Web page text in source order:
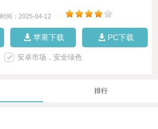
时间：2025-04-12
苹果下载 PC下载
安卓市场，安全绿色
排行